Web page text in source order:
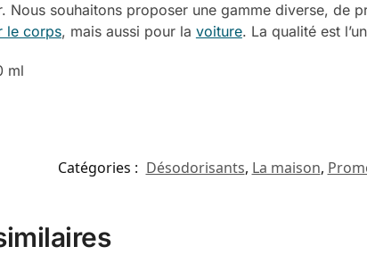
Nous souhaitons proposer une gamme diverse,
le corps, mais aussi pour la voiture. La qualité est
ml
Catégories : Désodorisants, La maison,